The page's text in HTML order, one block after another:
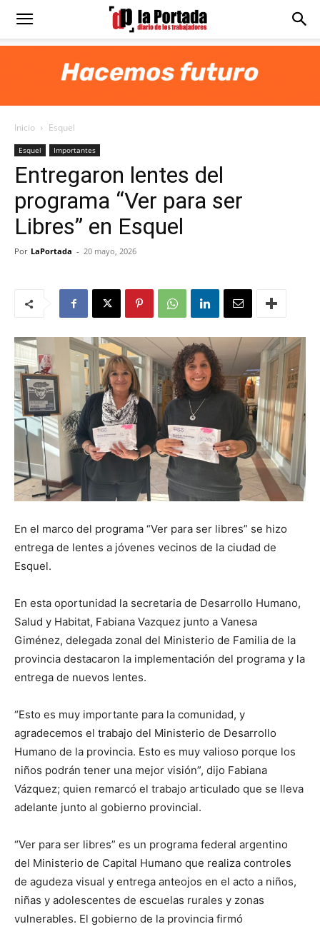
Diario
Portada
Inicio Esquel
Esquel Importantes
Entregaron lentes del
programa “Ver para ser
Libres” en Esquel
Por LaPortada - 20 mayo, 2026
En el marco del programa “Ver para ser libres” se hizo
entrega de lentes a jóvenes vecinos de la ciudad de
Esquel.
En esta oportunidad la secretaria de Desarrollo Humano,
Salud y Habitat, Fabiana Vazquez junto a Vanesa
Giménez, delegada zonal del Ministerio de Familia de la
provincia destacaron la implementación del programa y la
entrega de nuevos lentes.
“Esto es muy importante para la comunidad, y
agradecemos el trabajo del Ministerio de Desarrollo
Humano de la provincia. Esto es muy valioso porque los
niños podrán tener una mejor visión”, dijo Fabiana
Vázquez; quien remarcó el trabajo articulado que se lleva
adelante junto al gobierno provincial.
“Ver para ser libres” es un programa federal argentino
del Ministerio de Capital Humano que realiza controles
de agudeza visual y entrega anteojos en el acto a niños,
niñas y adolescentes de escuelas rurales y zonas
vulnerables. El gobierno de la provincia firmó